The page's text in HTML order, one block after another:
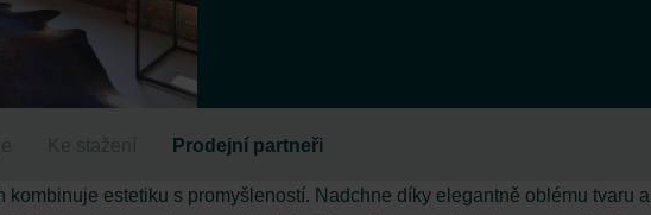
Ke stažení Prodejní partneři
kombinuje estetiku s promyšleností. Nadchne díky elegantně oblému tvaru